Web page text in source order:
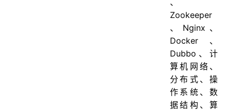
、
Zookeeper
、Nginx、
Docker、
Dubbo、计
算机网络、
分布式、操
作系统、数
据结构、算